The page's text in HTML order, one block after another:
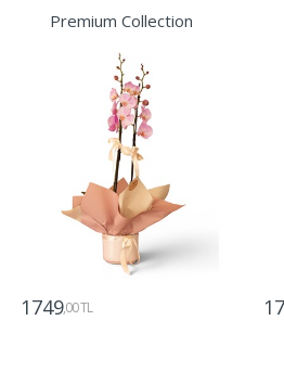
Premium Collection
1749,00 TL